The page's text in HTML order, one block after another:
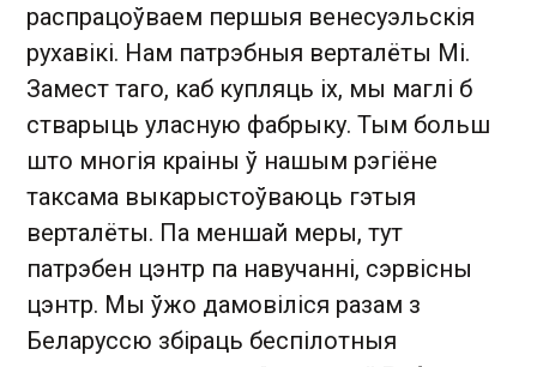
распрацоўваем першыя венесуэльскія
рухавікі. Нам патрэбныя верталёты Мі.
Замест таго, каб купляць іх, мы маглі б
стварыць уласную фабрыку. Тым больш
што многія краіны ў нашым рэгіёне
таксама выкарыстоўваюць гэтыя
верталёты. Па меншай меры, тут
патрэбен цэнтр па навучанні, сэрвісны
цэнтр. Мы ўжо дамовіліся разам з
Беларуссю збіраць беспілотныя